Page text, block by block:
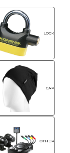
LOCK
CAP
OTHER